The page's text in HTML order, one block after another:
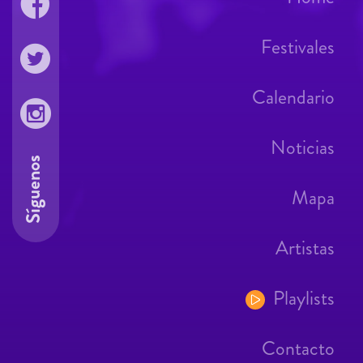
Festivales
Calendario
Noticias
Mapa
Artistas
Playlists
Contacto
Síguenos